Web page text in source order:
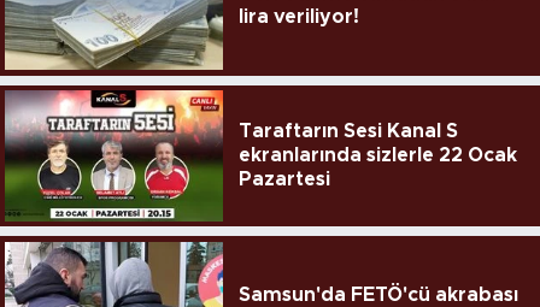
lira veriliyor!
Taraftarın Sesi Kanal S
ekranlarında sizlerle 22 Ocak
Pazartesi
Samsun'da FETÖ'cü akrabası